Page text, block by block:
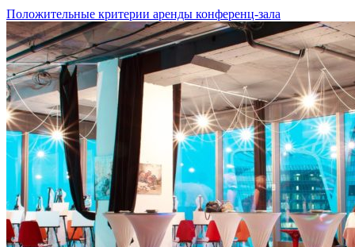
Положительные критерии аренды конференц-зала